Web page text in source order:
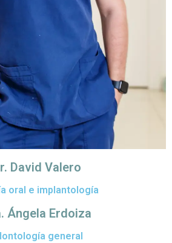
David Valero
oral e implantología
Ángela Erdoiza
general